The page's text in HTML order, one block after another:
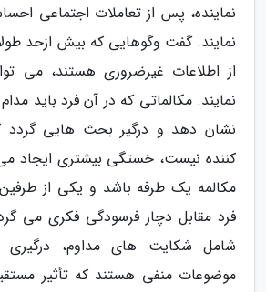
نماینده، پس از تعاملات اجتماعی
نمایند. گفت وگوهایی که بیش ازحد
از اطلاعات غیرضروری هستند، می
نمایند. مکالماتی که در آن فرد باید
نشان دهد و درگیر بحث هایی
کننده نیست، خستگی بیشتری ایجاد می
مکالمه یک طرفه باشد و یکی از
فرد مقابل دچار فرسودگی فکری می
شامل شکایت های مداوم،
موضوعات منفی هستند که تأثیر